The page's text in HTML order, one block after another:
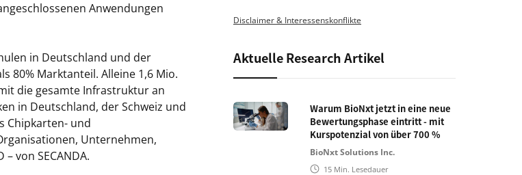
Anwendungen
in Deutschland und der
80% Marktanteil. Alleine 1,6 Mio.
die gesamte Infrastruktur an
in Deutschland, der Schweiz und
Chipkarten- und
Unternehmen,
von SECANDA.
Disclaimer & Interessenskonflikte
Aktuelle Research Artikel
Warum BioNxt jetzt in eine neue
Bewertungsphase eintritt - mit
Kurspotenzial von über 700 %
BioNxt Solutions Inc.
15 Min. Lesedauer